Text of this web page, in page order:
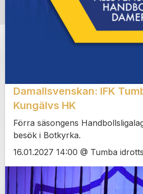
Damallsvenskan: IFK
Kungälvs HK
Förra säsongens
besök i Botkyrka.
16.01.2027 14:00 @ Tumba